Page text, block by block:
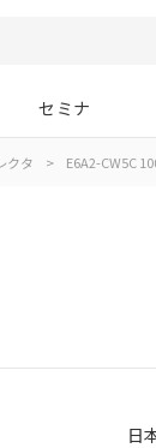
セミナ
クタ > E6A2-CW5C
日